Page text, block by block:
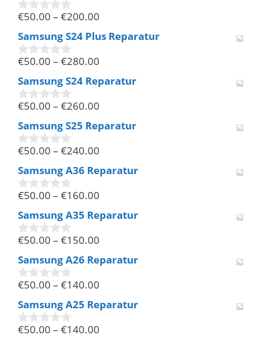
n
5
0
o
n
5
€50.00 – €200.00
Samsung S24 Plus Reparatur
0
o
n
5
€50.00 – €280.00
Samsung S24 Reparatur
0
o
n
5
€50.00 – €260.00
Samsung S25 Reparatur
0
o
n
5
€50.00 – €240.00
Samsung A36 Reparatur
0
o
n
5
€50.00 – €160.00
Samsung A35 Reparatur
0
o
n
5
€50.00 – €150.00
Samsung A26 Reparatur
0
o
n
5
€50.00 – €140.00
Samsung A25 Reparatur
0
€50.00 – €140.00